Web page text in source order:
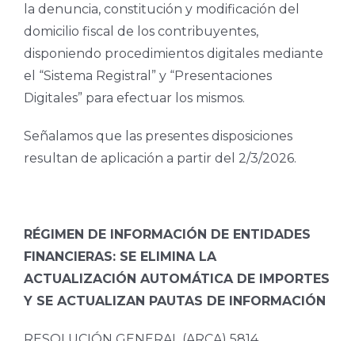
la denuncia, constitución y modificación del
domicilio fiscal de los contribuyentes,
disponiendo procedimientos digitales mediante
el “Sistema Registral” y “Presentaciones
Digitales” para efectuar los mismos.
Señalamos que las presentes disposiciones
resultan de aplicación a partir del 2/3/2026.
RÉGIMEN DE INFORMACIÓN DE ENTIDADES
FINANCIERAS: SE ELIMINA LA
ACTUALIZACIÓN AUTOMÁTICA DE IMPORTES
Y SE ACTUALIZAN PAUTAS DE INFORMACIÓN